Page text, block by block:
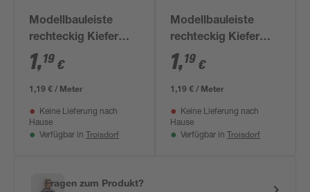
Modellbauleiste
rechteckig Kiefer
100 x 0,7 x 0,3 cm
1,19 €
1,19 € / Meter
Keine Lieferung nach
Hause
Verfügbar in Troisdorf
Modellbauleiste
rechteckig Kiefer
100 x 0,5 x 0,3 cm
1,19 €
1,19 € / Meter
Keine Lieferung nach
Hause
Verfügbar in Troisdorf
Fragen zum Produkt?